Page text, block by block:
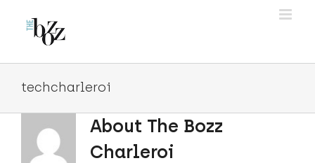
content
techcharleroi
About The Bozz
Charleroi